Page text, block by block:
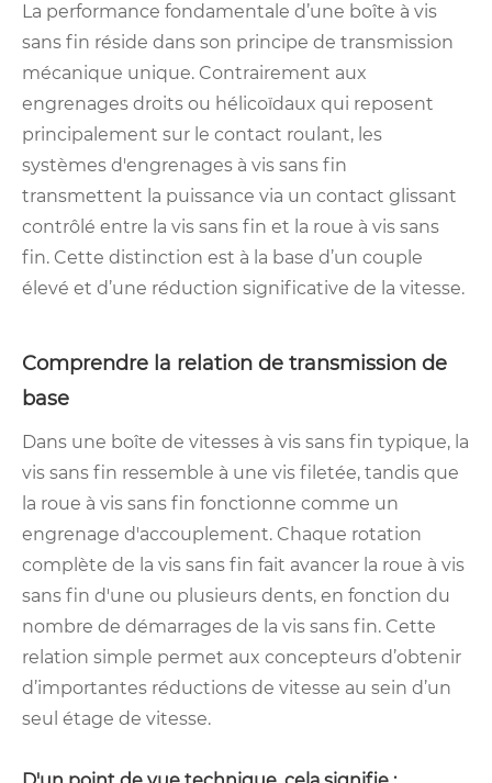
La performance fondamentale d’une boîte à vis
sans fin réside dans son principe de transmission
mécanique unique. Contrairement aux
engrenages droits ou hélicoïdaux qui reposent
principalement sur le contact roulant, les
systèmes d'engrenages à vis sans fin
transmettent la puissance via un contact glissant
contrôlé entre la vis sans fin et la roue à vis sans
fin. Cette distinction est à la base d’un couple
élevé et d’une réduction significative de la vitesse.
Comprendre la relation de transmission de
base
Dans une boîte de vitesses à vis sans fin typique, la
vis sans fin ressemble à une vis filetée, tandis que
la roue à vis sans fin fonctionne comme un
engrenage d'accouplement. Chaque rotation
complète de la vis sans fin fait avancer la roue à vis
sans fin d'une ou plusieurs dents, en fonction du
nombre de démarrages de la vis sans fin. Cette
relation simple permet aux concepteurs d’obtenir
d’importantes réductions de vitesse au sein d’un
seul étage de vitesse.